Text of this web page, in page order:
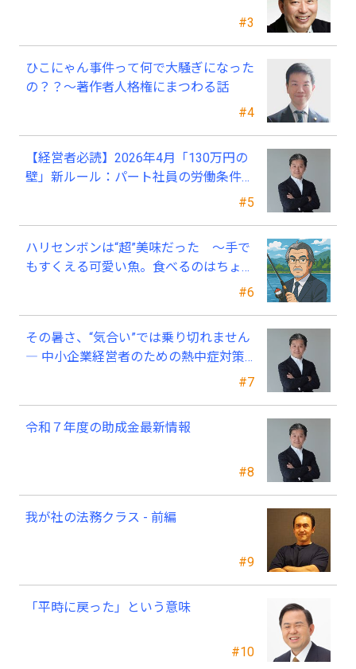
#3
#4
ひこにゃん事件って何で大騒ぎになった
の？？～著作者人格権にまつわる話
#5
【経営者必読】2026年4月「130万円の
壁」新ルール：パート社員の労働条件通
#6
ハリセンボンは“超”美味だった ～手で
もすくえる可愛い魚。食べるのはちょっ
#7
その暑さ、“気合い”では乗り切れません
― 中小企業経営者のための熱中症対策
#8
令和７年度の助成金最新情報
#9
我が社の法務クラス - 前編
#10
「平時に戻った」という意味